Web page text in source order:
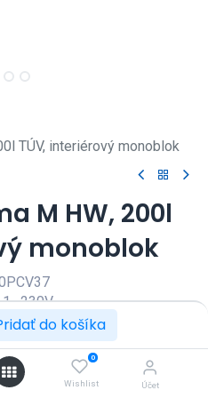
do košíka
0
Wishlist Účet
TÚV, interiérový monoblok
M HW, 200l
monoblok
1~230V
pre